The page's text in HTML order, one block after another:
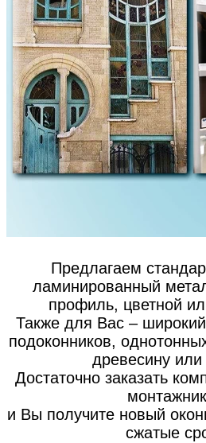
Предлагаем
ламинированный
профиль, цветной
Также для Вас –
подоконников,
древесину или
Достаточно заказать
и Вы получите новый
сжатые